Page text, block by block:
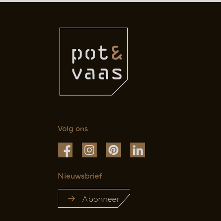
Volg ons
Nieuwsbrief
Abonneer